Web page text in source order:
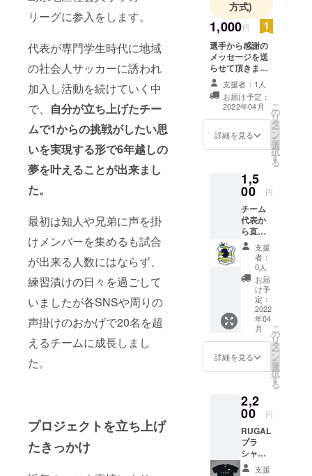
リーグに参入をします。
代表が専門学生時代に地域
の社会人サッカーに誘われ
加入し活動を続けていく中
で、 自分が立ち上げたチー
ムで1からの挑戦がしたい思
いを実現する形で6年越しの
夢を叶えることが出来まし
た。
最初は知人や兄弟に声を掛
けメンバーを集めるも試合
が出来る人数にはならず、
練習漬けの日々を過ごして
いましたが各SNSや周りの
声掛けのおかげで20名を超
えるチームに成長しまし
た。
プロジェクトを立ち上げ
たきっかけ
方式)
1,000円
選手から感謝の
メッセージを送
らせて頂きま
す。支援者：1人
お届け予定：
2022年04月
詳細を見る
こ
の
リ
タ
ー
ン
を
選
択
す
る
1,5
00 円
チーム
代表か
ら直筆
の感謝
の手紙
及び
チーム
ステッ
カーを
送らせ
て頂き
ます。
※ステッ
カーサ
イズ、
材・材
質、塩
ビ（白
色/グロ
ス）
+PET
支援
者：
0人
お届
け予
定：
2022
年04
月
詳細を見る
こ
の
リ
タ
ー
ン
を
選
択
す
る
2,2
00 円
RUGAL
プラ
シャツ
※運動着
支援